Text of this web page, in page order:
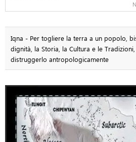
Iqna - Per togliere la terra a un popolo,
dignità, la Storia, la Cultura e le Tradizioni,
distruggerlo antropologicamente